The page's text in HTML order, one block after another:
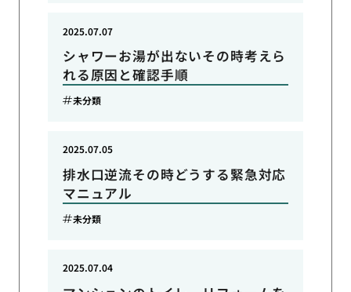
シャワーお湯が出ないその時考えら
れる原因と確認手順
2025.07.07
未分類
排水口逆流その時どうする緊急対応
マニュアル
2025.07.05
未分類
2025.07.04